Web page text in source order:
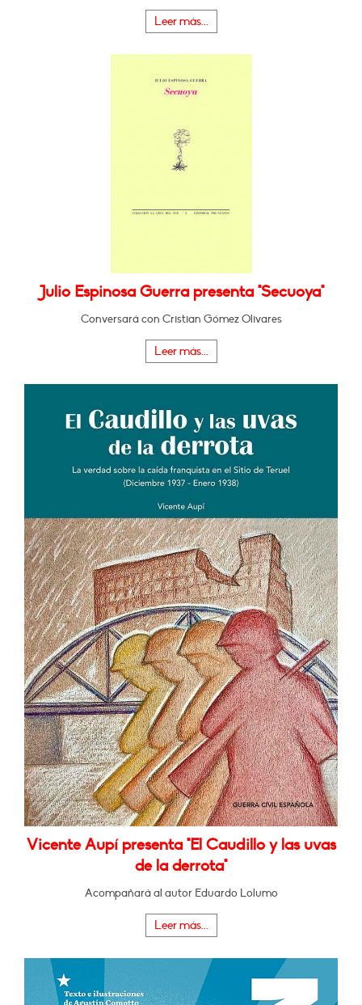
Leer más...
Julio Espinosa Guerra presenta "Secuoya"
Conversará con Cristian Gómez Olivares
Leer más...
Vicente Aupí presenta "El Caudillo y las uvas
de la derrota"
Acompañará al autor Eduardo Lolumo
Leer más...